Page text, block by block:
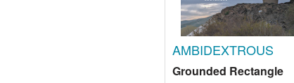
AMBIDEXTROUS
Grounded Rectangle